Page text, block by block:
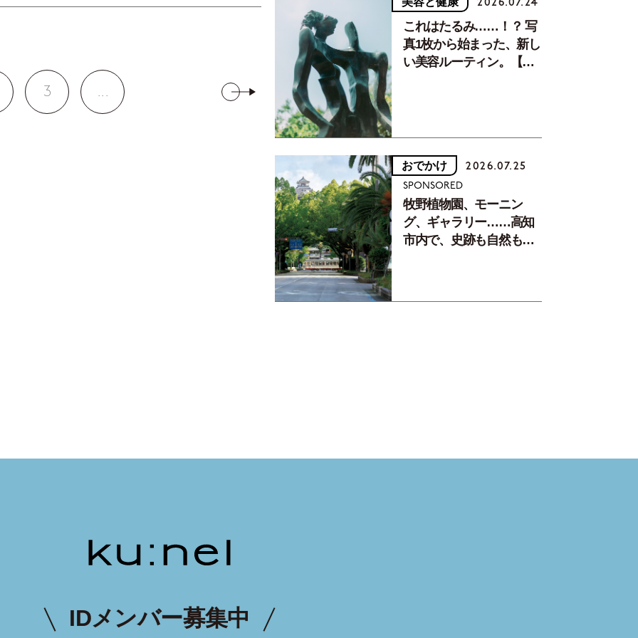
3 ...
これはたるみ……！？ 写
真1枚から始まった、新し
い美容ルーティン。【中
おでかけ 2026.07.25
SPONSORED
牧野植物園、モーニン
グ、ギャラリー……高知
市内で、史跡も自然もグ
IDメンバー募集中